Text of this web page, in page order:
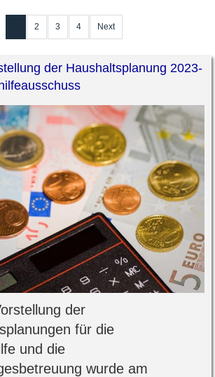
2 3 4 Next
der Haushaltsplanung 2023-
der
für die
und die
wurde am